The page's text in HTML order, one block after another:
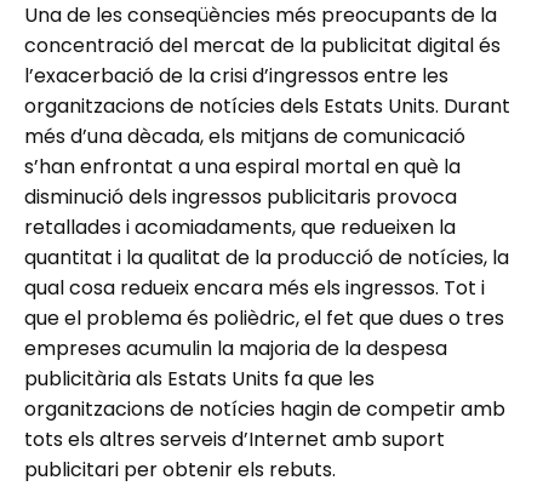
Una de les conseqüències més preocupants de la
concentració del mercat de la publicitat digital és
l’exacerbació de la crisi d’ingressos entre les
organitzacions de notícies dels Estats Units. Durant
més d’una dècada, els mitjans de comunicació
s’han enfrontat a una espiral mortal en què la
disminució dels ingressos publicitaris provoca
retallades i acomiadaments, que redueixen la
quantitat i la qualitat de la producció de notícies, la
qual cosa redueix encara més els ingressos. Tot i
que el problema és polièdric, el fet que dues o tres
empreses acumulin la majoria de la despesa
publicitària als Estats Units fa que les
organitzacions de notícies hagin de competir amb
tots els altres serveis d’Internet amb suport
publicitari per obtenir els rebuts.